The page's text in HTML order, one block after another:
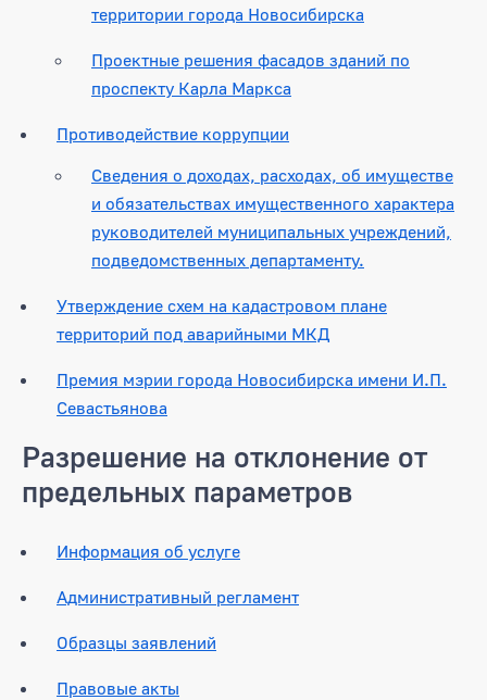
территории города Новосибирска
Проектные решения фасадов зданий по
проспекту Карла Маркса
Противодействие коррупции
Сведения о доходах, расходах, об имуществе
и обязательствах имущественного характера
руководителей муниципальных учреждений,
подведомственных департаменту.
Утверждение схем на кадастровом плане
территорий под аварийными МКД
Премия мэрии города Новосибирска имени И.П.
Севастьянова
Разрешение на отклонение от
предельных параметров
Информация об услуге
Административный регламент
Образцы заявлений
Правовые акты